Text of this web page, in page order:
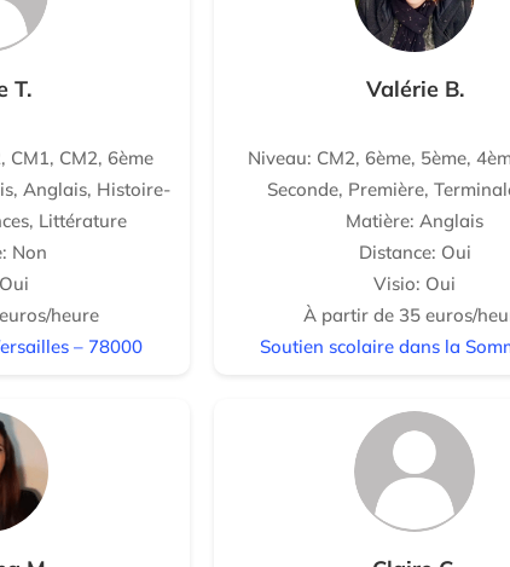
T.
CM1, CM2, 6ème
Anglais, Histoire-
Littérature
Non
heure
– 78000
Valérie B.
Niveau: CM2, 6ème, 5ème,
Seconde, Première,
Matière: Anglais
Distance: Oui
Visio: Oui
À partir de 35 euros/
Soutien scolaire dans la